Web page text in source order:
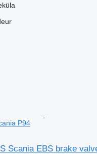
P94
Scania EBS brake